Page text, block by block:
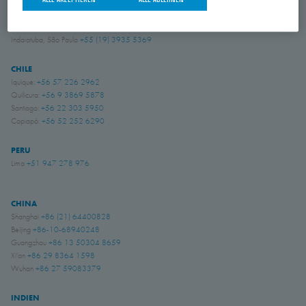
Indaiatuba, São Paulo +55 (19) 3935 5369
CHILE
Iquique: +56 57 226 2962
Quilicura: +56 9 3869 5878
Santiago: +56 22 303 5950
Copiapó: +56 52 252 6290
PERU
Lima +51 947 278 976
CHINA
Shanghai +86 (21) 64400828
Beijing +86-10-68940248
Guangzhou +86 13 50304 8659
Xi'an +86 29 8364 1598
Wuhan +86 27 59083379
INDIEN